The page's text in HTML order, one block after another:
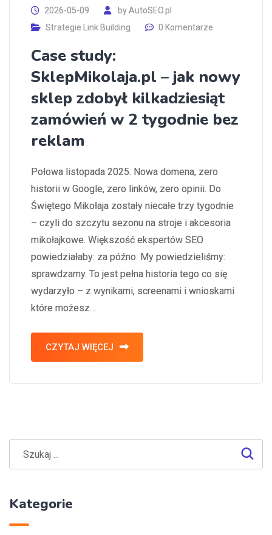
2026-05-09 byAutoSEO.pl
Strategie Link Building
0 Komentarze
Case study:
SklepMikolaja.pl – jak nowy
sklep zdobył kilkadziesiąt
zamówień w 2 tygodnie bez
reklam
Połowa listopada 2025. Nowa domena, zero
historii w Google, zero linków, zero opinii. Do
Świętego Mikołaja zostały niecałe trzy tygodnie
– czyli do szczytu sezonu na stroje i akcesoria
mikołajkowe. Większość ekspertów SEO
powiedziałaby: za późno. My powiedzieliśmy:
sprawdzamy. To jest pełna historia tego co się
wydarzyło – z wynikami, screenami i wnioskami
które możesz…
CZYTAJ WIĘCEJ
Kategorie